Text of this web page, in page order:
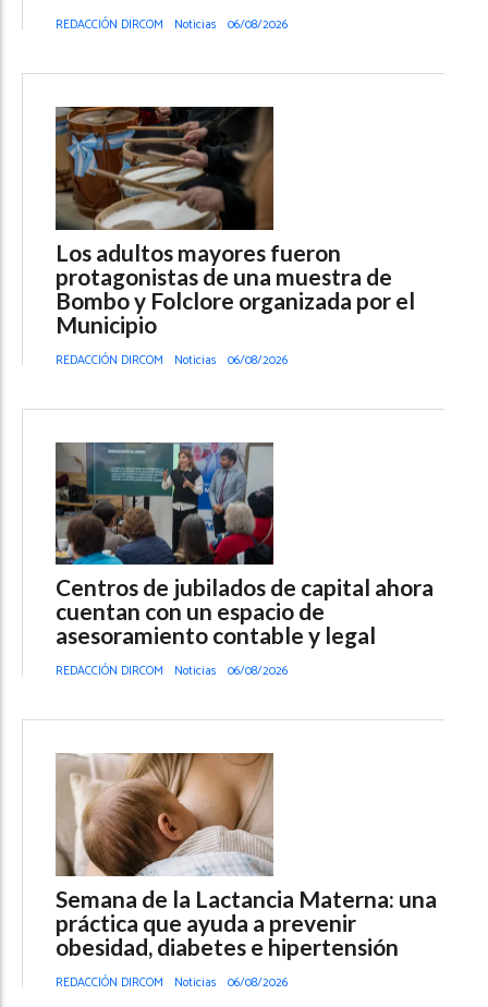
REDACCIÓN DIRCOM Noticias 06/08/2026
Los adultos mayores fueron
protagonistas de una muestra de
Bombo y Folclore organizada por el
Municipio
REDACCIÓN DIRCOM Noticias 06/08/2026
Centros de jubilados de capital ahora
cuentan con un espacio de
asesoramiento contable y legal
REDACCIÓN DIRCOM Noticias 06/08/2026
Semana de la Lactancia Materna: una
práctica que ayuda a prevenir
obesidad, diabetes e hipertensión
REDACCIÓN DIRCOM Noticias 06/08/2026